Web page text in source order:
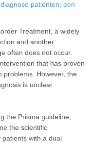
patiënten; een
Treatment, a widely
and another
often does not occur.
that has proven
problems. However, the
is unclear.
the Prisma guideline,
the scientific
with a dual